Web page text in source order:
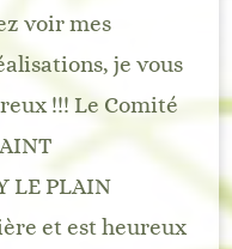
voir mes
je vous
!!! Le Comité
LE PLAIN
et est heureux